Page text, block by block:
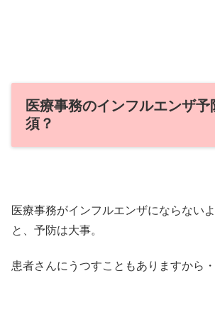
医療事務のインフルエンザ予
須？
医療事務がインフルエンザにならない
と、予防は大事。
患者さんにうつすこともありますから・